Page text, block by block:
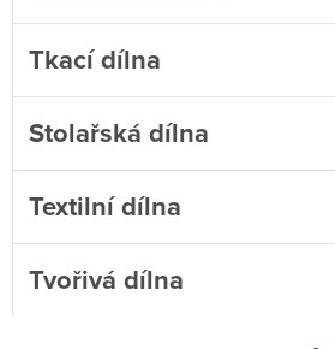
obaly na květináče
aromalampy
obrázky na zavěšení
Tkací dílna
velkou roli zde hraje i
samotné tkaní
nácvik na tkacím stavu
Stolařská dílna
Textilní dílna
Tvořivá dílna